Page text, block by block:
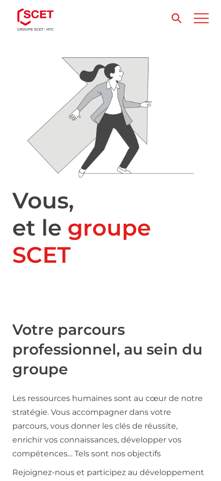
Vous,
et le groupe
SCET
Votre parcours
professionnel, au sein du
groupe
Les ressources humaines sont au cœur de notre
stratégie. Vous accompagner dans votre
parcours, vous donner les clés de réussite,
enrichir vos connaissances, développer vos
compétences… Tels sont nos objectifs
Rejoignez-nous et participez au développement